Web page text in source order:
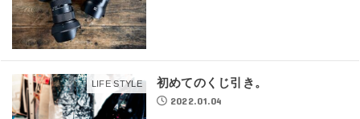
LIFE STYLE 初めてのくじ引き。
2022.01.04